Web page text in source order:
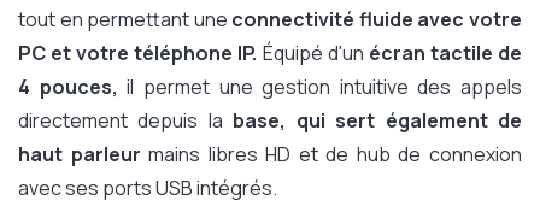
tout en permettant une connectivité fluide avec votre
PC et votre téléphone IP. Équipé d'un écran tactile de
4 pouces,il permet une gestion intuitive des appels
directement depuis la base, qui sert également de
haut parleur mains libres HD et de hub de connexion
avec ses ports USB intégrés.